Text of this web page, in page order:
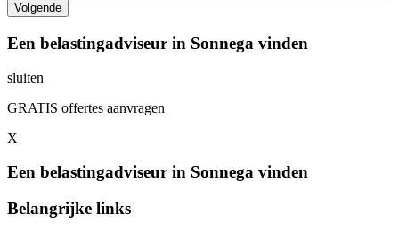
Een belastingadviseur in Sonnega vinden
sluiten
GRATIS offertes aanvragen
X
Een belastingadviseur in Sonnega vinden
Belangrijke links